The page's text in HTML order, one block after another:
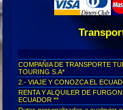
COMPAÑIA DE TRANSPORTE
TOURING S.A*
2.- VIAJE Y CONOZCA EL
RENTA Y ALQUILER DE
ECUADOR **